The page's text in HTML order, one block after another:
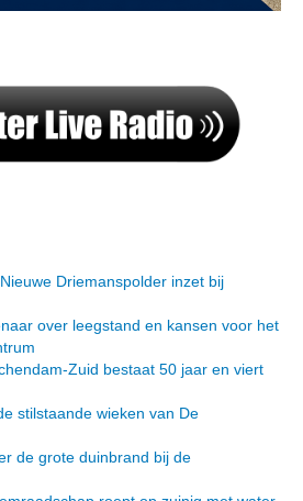
Driemanspolder inzet bij
over leegstand en kansen voor het
Zuid bestaat 50 jaar en viert
stilstaande wieken van De
de grote duinbrand bij de